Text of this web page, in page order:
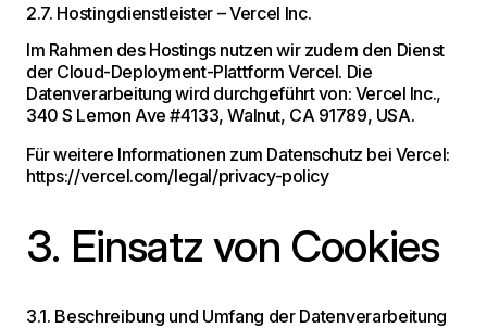
2.7. Hostingdienstleister – Vercel Inc.
Im Rahmen des Hostings nutzen wir zudem den Dienst
der Cloud-Deployment-Plattform Vercel. Die
Datenverarbeitung wird durchgeführt von: Vercel Inc.,
340 S Lemon Ave #4133, Walnut, CA 91789, USA.
Für weitere Informationen zum Datenschutz bei Vercel:
https://vercel.com/legal/privacy-policy
3. Einsatz von Cookies
3.1. Beschreibung und Umfang der Datenverarbeitung